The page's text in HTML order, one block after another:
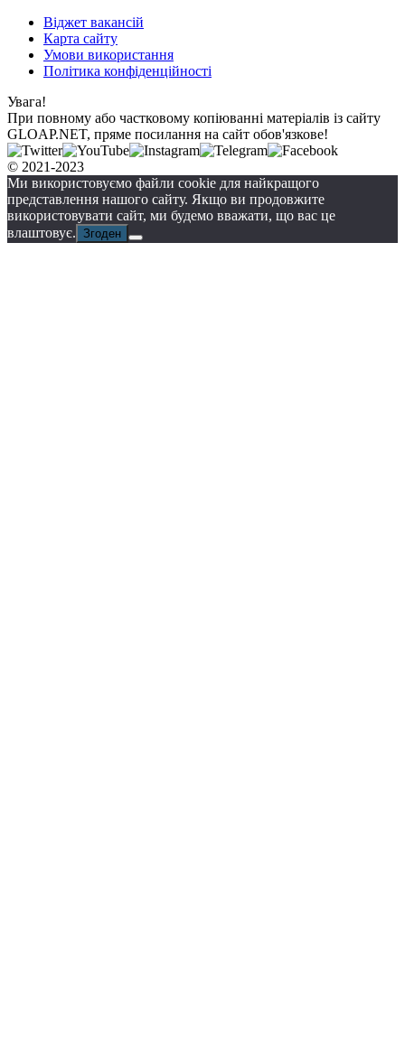
Віджет вакансій
Карта сайту
Умови використання
Політика конфіденційності
Увага!
При повному або частковому копіюванні матеріалів із сайту
GLOAP.NET, пряме посилання на сайт обов'язкове!
© 2021-2023
Ми використовуємо файли cookie для найкращого
представлення нашого сайту. Якщо ви продовжите
використовувати сайт, ми будемо вважати, що вас це
влаштовує. Згоден